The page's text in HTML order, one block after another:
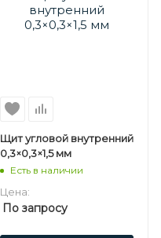
Щит угловой внутренний
0,3×0,3×1,5 мм
Есть в наличии
Цена:
По запросу